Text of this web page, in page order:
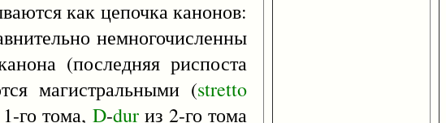
как цепочка канонов:
немногочисленны
(последняя риспоста
магистральными (stretto
го тома, D-durиз 2-го тома